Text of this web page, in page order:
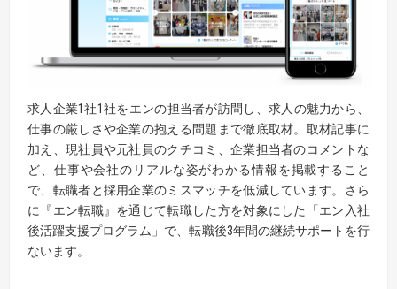
求人企業1社1社をエンの担当者が訪問し、求人の魅力から、
仕事の厳しさや企業の抱える問題まで徹底取材。取材記事に
加え、現社員や元社員のクチコミ、企業担当者のコメントな
ど、仕事や会社のリアルな姿がわかる情報を掲載すること
で、転職者と採用企業のミスマッチを低減しています。さら
に『エン転職』を通じて転職した方を対象にした「エン入社
後活躍支援プログラム」で、転職後3年間の継続サポートを行
ないます。